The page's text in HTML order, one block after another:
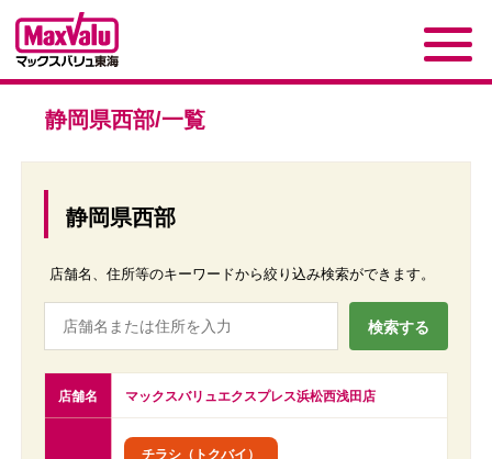
静岡県西部/一覧
静岡県西部
店舗名、住所等のキーワードから絞り込み検索ができます。
店舗名 マックスバリュエクスプレス浜松西浅田店
チラシ（トクバイ）